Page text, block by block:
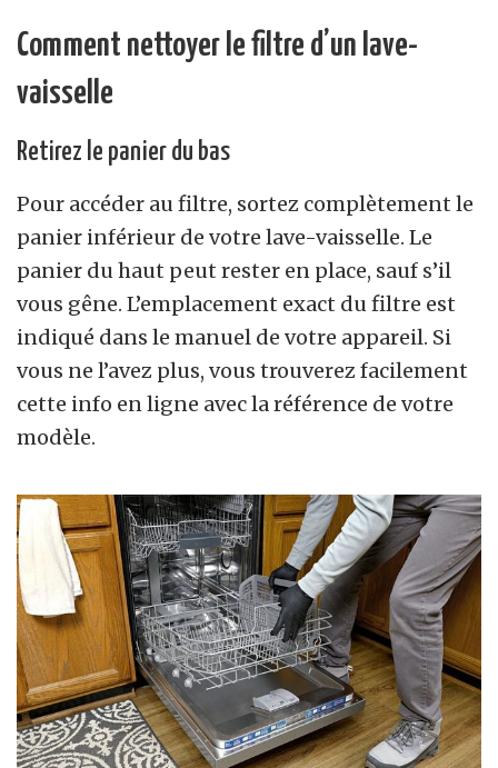
Comment nettoyer le filtre d’un lave-
vaisselle
Retirez le panier du bas
Pour accéder au filtre, sortez complètement le
panier inférieur de votre lave-vaisselle. Le
panier du haut peut rester en place, sauf s’il
vous gêne. L’emplacement exact du filtre est
indiqué dans le manuel de votre appareil. Si
vous ne l’avez plus, vous trouverez facilement
cette info en ligne avec la référence de votre
modèle.